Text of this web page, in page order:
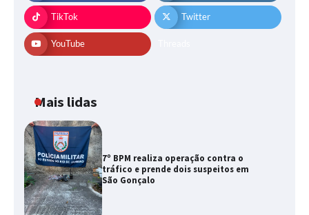
TikTok Twitter
YouTube
Mais lidas
7º BPM realiza operação contra o
tráfico e prende dois suspeitos em
São Gonçalo